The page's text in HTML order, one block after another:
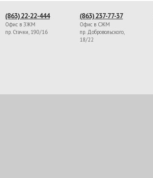
(863) 22-22-444
Офис в ЗЖМ
пр. Стачки, 190/16
(863) 237-77-37
Офис в СЖМ
пр. Добровольского,
18/22